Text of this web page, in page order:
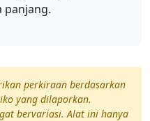
panjang.
perkiraan berdasarkan
yang dilaporkan.
bervariasi. Alat ini hanya